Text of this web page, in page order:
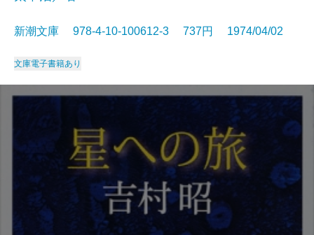
新潮文庫 978-4-10-100612-3 737円 1974/04/02
文庫電子書籍あり